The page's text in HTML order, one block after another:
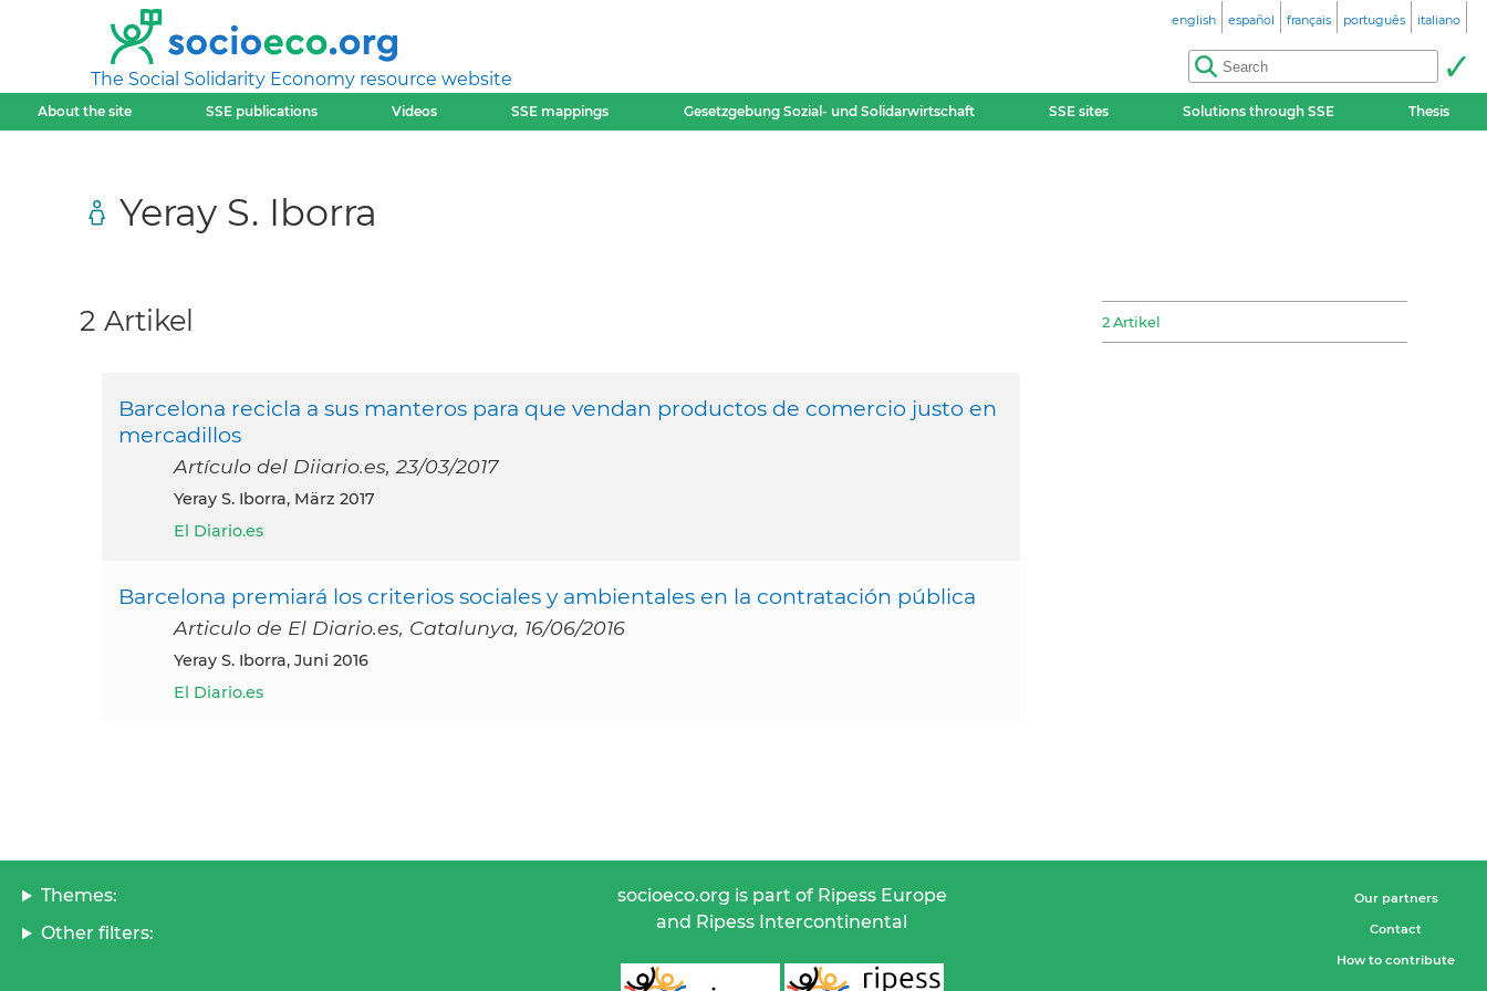
The Social Solidarity Economy resource website
english español français português italiano
About the site SSE publications Videos SSE mappings Gesetzgebung Sozial- und Solidarwirtschaft SSE sites Solutions through SSE Thesis
Yeray S. Iborra
2 Artikel
2 Artikel
Barcelona recicla a sus manteros para que vendan productos de comercio justo en
mercadillos
Artículo del Diiario.es, 23/03/2017
Yeray S. Iborra, März 2017
El Diario.es
Barcelona premiará los criterios sociales y ambientales en la contratación pública
Articulo de El Diario.es, Catalunya, 16/06/2016
Yeray S. Iborra, Juni 2016
El Diario.es
Themes:
Other filters:
socioeco.org is part of Ripess Europe
and Ripess Intercontinental
Our partners
Contact
How to contribute